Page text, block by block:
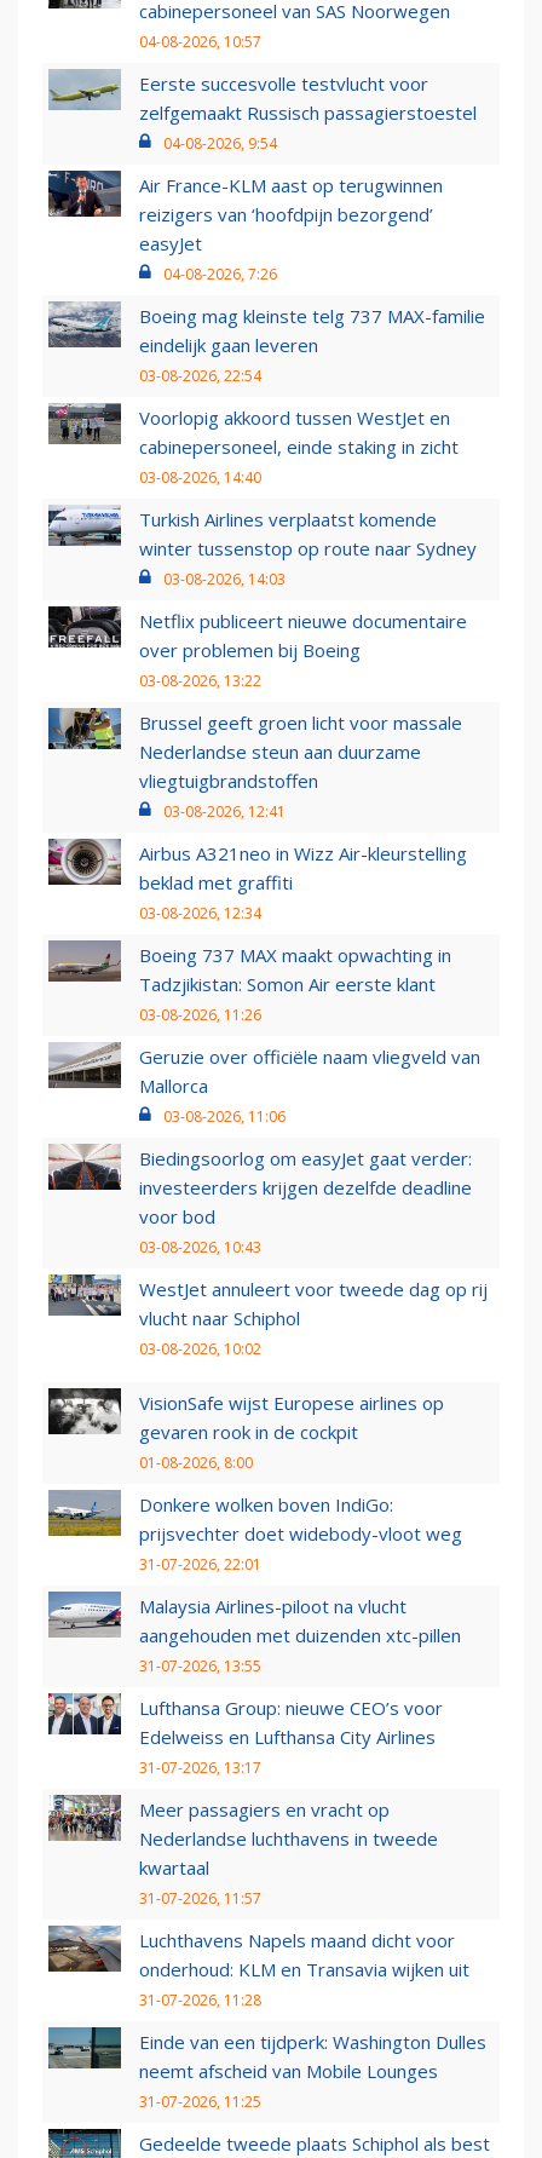
cabinepersoneel van SAS Noorwegen
04-08-2026, 10:57
Eerste succesvolle testvlucht voor
zelfgemaakt Russisch passagierstoestel
04-08-2026, 9:54
Air France-KLM aast op terugwinnen
reizigers van ‘hoofdpijn bezorgend’
easyJet
04-08-2026, 7:26
Boeing mag kleinste telg 737 MAX-familie
eindelijk gaan leveren
03-08-2026, 22:54
Voorlopig akkoord tussen WestJet en
cabinepersoneel, einde staking in zicht
03-08-2026, 14:40
Turkish Airlines verplaatst komende
winter tussenstop op route naar Sydney
03-08-2026, 14:03
Netflix publiceert nieuwe documentaire
over problemen bij Boeing
03-08-2026, 13:22
Brussel geeft groen licht voor massale
Nederlandse steun aan duurzame
vliegtuigbrandstoffen
03-08-2026, 12:41
Airbus A321neo in Wizz Air-kleurstelling
beklad met graffiti
03-08-2026, 12:34
Boeing 737 MAX maakt opwachting in
Tadzjikistan: Somon Air eerste klant
03-08-2026, 11:26
Geruzie over officiële naam vliegveld van
Mallorca
03-08-2026, 11:06
Biedingsoorlog om easyJet gaat verder:
investeerders krijgen dezelfde deadline
voor bod
03-08-2026, 10:43
WestJet annuleert voor tweede dag op rij
vlucht naar Schiphol
03-08-2026, 10:02
VisionSafe wijst Europese airlines op
gevaren rook in de cockpit
01-08-2026, 8:00
Donkere wolken boven IndiGo:
prijsvechter doet widebody-vloot weg
31-07-2026, 22:01
Malaysia Airlines-piloot na vlucht
aangehouden met duizenden xtc-pillen
31-07-2026, 13:55
Lufthansa Group: nieuwe CEO’s voor
Edelweiss en Lufthansa City Airlines
31-07-2026, 13:17
Meer passagiers en vracht op
Nederlandse luchthavens in tweede
kwartaal
31-07-2026, 11:57
Luchthavens Napels maand dicht voor
onderhoud: KLM en Transavia wijken uit
31-07-2026, 11:28
Einde van een tijdperk: Washington Dulles
neemt afscheid van Mobile Lounges
31-07-2026, 11:25
Gedeelde tweede plaats Schiphol als best